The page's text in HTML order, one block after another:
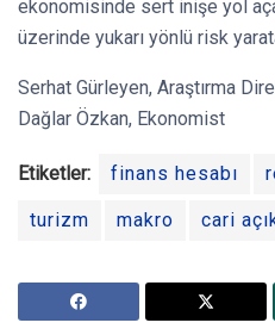
ekonomisinde sert inişe yol
üzerinde yukarı yönlü risk
Serhat Gürleyen, Araştırma
Dağlar Özkan, Ekonomist
Etiketler: finans hesabı
turizm makro cari